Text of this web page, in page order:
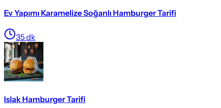
Ev Yapımı Karamelize Soğanlı Hamburger Tarifi
35dk
Islak Hamburger Tarifi